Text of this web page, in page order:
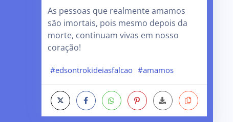
As pessoas que realmente amamos
são imortais, pois mesmo depois da
morte, continuam vivas em nosso
coração!
#edsontrokideiasfalcao #amamos